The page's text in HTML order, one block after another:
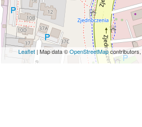
Leaflet | Map data ©OpenStreetMapcontributors,